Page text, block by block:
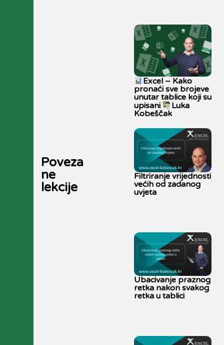
Poveza
ne
lekcije
Excel – Kako
pronaći sve brojeve
unutar tablice koji su
upisani
Luka
Kobeščak
Filtriranje vrijednosti
većih od zadanog
uvjeta
Ubacivanje praznog
retka nakon svakog
retka u tablici